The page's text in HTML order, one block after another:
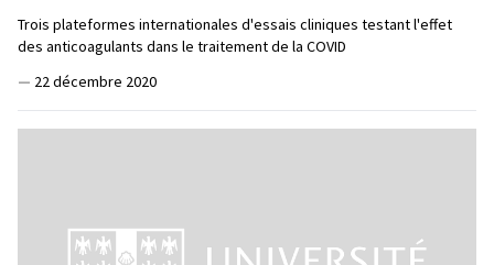
Trois plateformes internationales d'essais cliniques testant l'effet
des anticoagulants dans le traitement de la COVID
— 22 décembre 2020